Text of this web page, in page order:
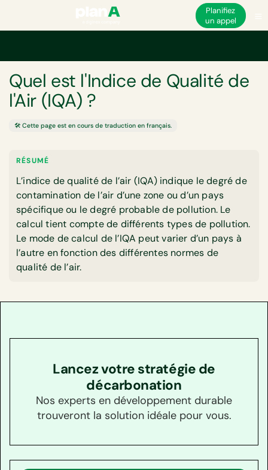
Planifiez
un appel
Quel est l'Indice de Qualité de
l'Air (IQA) ?
🛠️ Cette page est en cours de traduction en français.
RÉSUMÉ
L’indice de qualité de l’air (IQA) indique le degré de
contamination de l’air d’une zone ou d’un pays
spécifique ou le degré probable de pollution. Le
calcul tient compte de différents types de pollution.
Le mode de calcul de l’IQA peut varier d’un pays à
l’autre en fonction des différentes normes de
qualité de l’air.
Lancez votre stratégie de
décarbonation
Nos experts en développement durable
trouveront la solution idéale pour vous.